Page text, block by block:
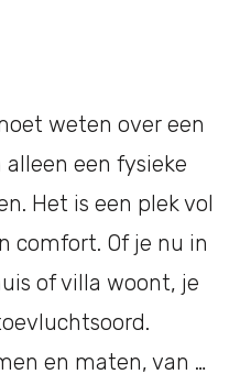
weten over een
een fysieke
Het is een plek vol
comfort. Of je nu in
of villa woont, je
en maten, van …